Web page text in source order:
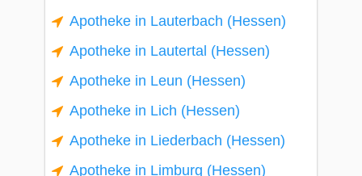
Apotheke in Lauterbach (Hessen)
Apotheke in Lautertal (Hessen)
Apotheke in Leun (Hessen)
Apotheke in Lich (Hessen)
Apotheke in Liederbach (Hessen)
Apotheke in Limburg (Hessen)